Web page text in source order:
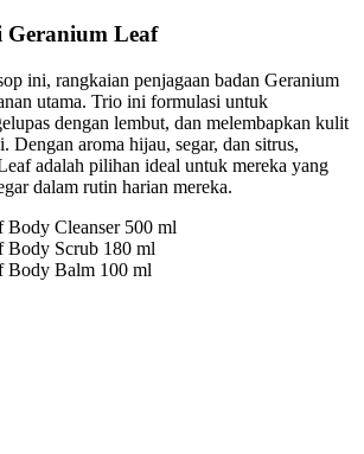
Geranium Leaf
ini, rangkaian penjagaan badan Geranium
utama. Trio ini formulasi untuk
dengan lembut, dan melembapkan kulit
Dengan aroma hijau, segar, dan sitrus,
adalah pilihan ideal untuk mereka yang
dalam rutin harian mereka.
Body Cleanser 500 ml
Body Scrub 180 ml
Body Balm 100 ml